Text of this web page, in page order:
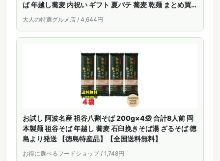
ば 年越し蕎麦 内祝い ギフト 夏バテ 蕎麦 乾麺 まとめ買
い 引っ越し 挨拶【ポイント2倍/送料無料】【食品A】
【DM】【p0709】【海外×】
大人の特選グルメ店 / 4,644円
お試し 阿波名産 祖谷八割そば 200g×4袋 合計8人前 岡
本製麺 祖谷そば 年越し 蕎麦 石臼挽きそば湯 ざるそば 徳
島より発送 【徳島特産品】【全国送料無料】
お得に選べるフードショップ / 1,748円